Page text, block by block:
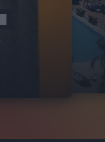
ITALIA
VILLAGE